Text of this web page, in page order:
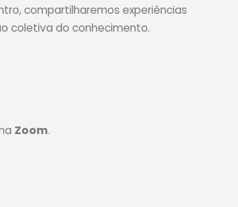
compartilharemos experiências
coletiva do conhecimento.
Zoom.